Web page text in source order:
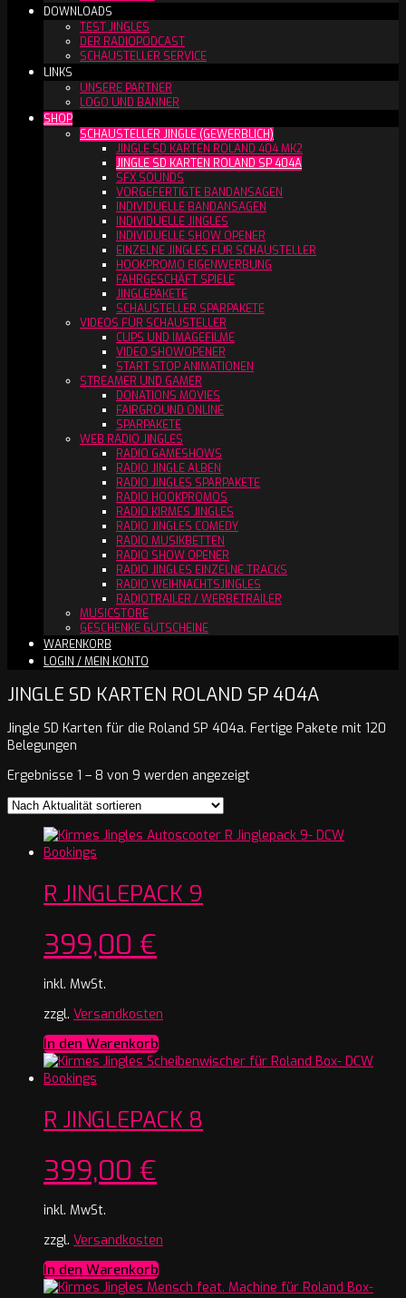
DOWNLOADS
TEST JINGLES
DER RADIOPODCAST
SCHAUSTELLER SERVICE
LINKS
UNSERE PARTNER
LOGO UND BANNER
SHOP
SCHAUSTELLER JINGLE (GEWERBLICH)
JINGLE SD KARTEN ROLAND 404 MK2
JINGLE SD KARTEN ROLAND SP 404A
SFX SOUNDS
VORGEFERTIGTE BANDANSAGEN
INDIVIDUELLE BANDANSAGEN
INDIVIDUELLE JINGLES
INDIVIDUELLE SHOW OPENER
EINZELNE JINGLES FÜR SCHAUSTELLER
HOOKPROMO EIGENWERBUNG
FAHRGESCHÄFT SPIELE
JINGLEPAKETE
SCHAUSTELLER SPARPAKETE
VIDEOS FÜR SCHAUSTELLER
CLIPS UND IMAGEFILME
VIDEO SHOWOPENER
START STOP ANIMATIONEN
STREAMER UND GAMER
DONATIONS MOVIES
FAIRGROUND ONLINE
SPARPAKETE
WEB RADIO JINGLES
RADIO GAMESHOWS
RADIO JINGLE ALBEN
RADIO JINGLES SPARPAKETE
RADIO HOOKPROMOS
RADIO KIRMES JINGLES
RADIO JINGLES COMEDY
RADIO MUSIKBETTEN
RADIO SHOW OPENER
RADIO JINGLES EINZELNE TRACKS
RADIO WEIHNACHTSJINGLES
RADIOTRAILER / WERBETRAILER
MUSICSTORE
GESCHENKE GUTSCHEINE
WARENKORB
LOGIN / MEIN KONTO
JINGLE SD KARTEN ROLAND SP 404A
Jingle SD Karten für die Roland SP 404a. Fertige Pakete mit 120
Belegungen
Ergebnisse 1 – 8 von 9 werden angezeigtNach
R JINGLEPACK 9
399,00 €
inkl. MwSt.
zzgl. Versandkosten
In den Warenkorb
R JINGLEPACK 8
399,00 €
inkl. MwSt.
zzgl. Versandkosten
In den Warenkorb